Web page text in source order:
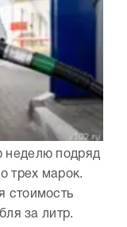
неделю подряд
трех марок.
стоимость
за литр.